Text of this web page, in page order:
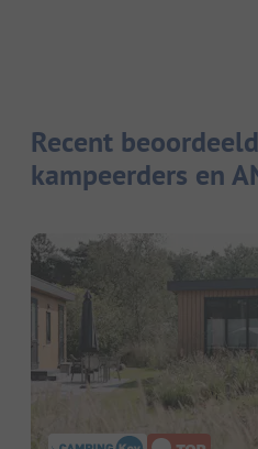
Recent
kampeerders en